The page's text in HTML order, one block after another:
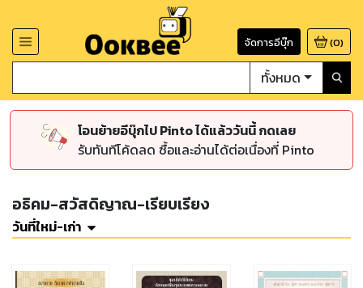
จัดการอีบุ๊ก (0)
ทั้งหมด
โอนย้ายอีบุ๊กไป Pinto ได้แล้ววันนี้ กดเลย
รับทันทีโค้ดลด ซื้อและอ่านได้ต่อเนื่องที่ Pinto
อธิคม-สวัสดิญาณ-เรียบเรียง
วันที่ใหม่-เก่า